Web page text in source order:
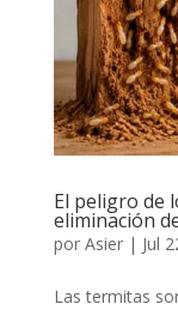
El peligro de
eliminación
por Asier| Jul
Las termitas